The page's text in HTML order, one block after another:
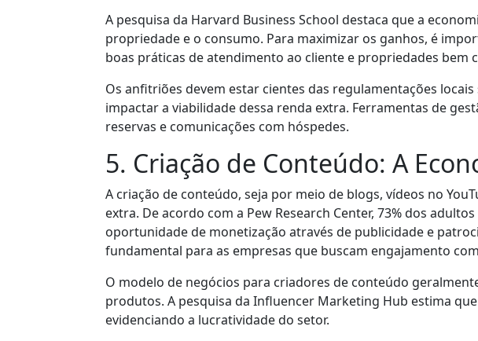
A pesquisa da Harvard Business School destaca que a
propriedade e o consumo. Para maximizar os ganhos, é
boas práticas de atendimento ao cliente e propriedades bem
Os anfitriões devem estar cientes das regulamentações
impactar a viabilidade dessa renda extra. Ferramentas de
reservas e comunicações com hóspedes.
5. Criação de Conteúdo: A
A criação de conteúdo, seja por meio de blogs, vídeos no
extra. De acordo com a Pew Research Center, 73% dos
oportunidade de monetização através de publicidade e
fundamental para as empresas que buscam engajamento
O modelo de negócios para criadores de conteúdo
produtos. A pesquisa da Influencer Marketing Hub estima
evidenciando a lucratividade do setor.